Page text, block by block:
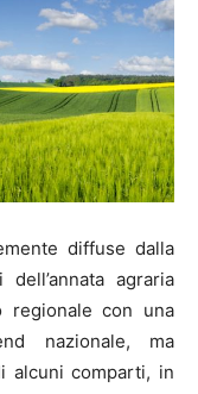
diffuse dalla
agraria
regionale con una
nazionale, ma
alcuni comparti, in